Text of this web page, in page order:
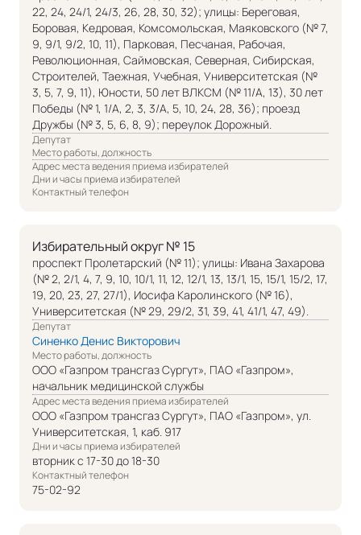
22, 24, 24/1, 24/3, 26, 28, 30, 32); улицы: Береговая,
Боровая, Кедровая, Комсомольская, Маяковского (№ 7,
9, 9/1, 9/2, 10, 11), Парковая, Песчаная, Рабочая,
Революционная, Саймовская, Северная, Сибирская,
Строителей, Таежная, Учебная, Университетская (№
3, 5, 7, 9, 11), Юности, 50 лет ВЛКСМ (№ 11/А, 13), 30 лет
Победы (№ 1, 1/А, 2, 3, 3/А, 5, 10, 24, 28, 36); проезд
Дружбы (№ 3, 5, 6, 8, 9); переулок Дорожный.
Депутат
Место работы, должность
Адрес места ведения приема избирателей
Дни и часы приема избирателей
Контактный телефон
Избирательный округ № 15
проспект Пролетарский (№ 11); улицы: Ивана Захарова
(№ 2, 2/1, 4, 7, 9, 10, 10/1, 11, 12, 12/1, 13, 13/1, 15, 15/1, 15/2, 17,
19, 20, 23, 27, 27/1), Иосифа Каролинского (№ 16),
Университетская (№ 29, 29/2, 31, 39, 41, 41/1, 47, 49).
Депутат
Синенко Денис Викторович
Место работы, должность
ООО «Газпром трансгаз Сургут», ПАО «Газпром»,
начальник медицинской службы
Адрес места ведения приема избирателей
ООО «Газпром трансгаз Сургут», ПАО «Газпром», ул.
Университетская, 1, каб. 917
Дни и часы приема избирателей
вторник с 17-30 до 18-30
Контактный телефон
75-02-92